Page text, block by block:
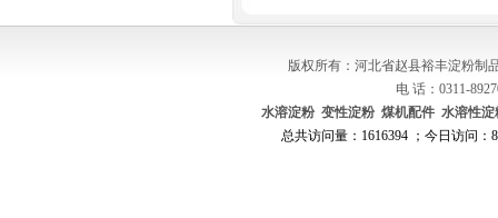
版权所有：河北省赵县裕丰淀粉
电 话：0311-
水溶淀粉 变性淀粉 煤机配件 水溶性淀
总共访问量：1616394 ；今日访问：